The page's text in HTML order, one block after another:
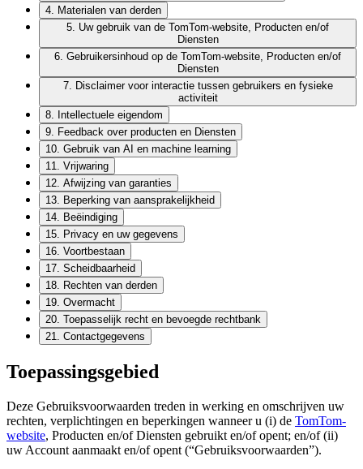
4
Materialen van derden
5 Uw gebruik van de TomTom-website, Producten en/of
Diensten
6 Gebruikersinhoud op de TomTom-website, Producten en/of
Diensten
7.
Disclaimer voor interactie tussen gebruikers en fysieke
activiteit
8
Intellectuele eigendom
9
Feedback over producten en Diensten
10 Gebruik van AI en machine learning
11
Vrijwaring
12 Afwijzing van garanties
13
Beperking van aansprakelijkheid
14
Beëindiging
15
Privacy en uw gegevens
16 Voortbestaan
17 Scheidbaarheid
18
Rechten van derden
19 Overmacht
20 Toepasselijk recht en bevoegde rechtbank
21
Contactgegevens
Toepassingsgebied
Deze Gebruiksvoorwaarden treden in werking en omschrijven uw
rechten, verplichtingen en beperkingen wanneer u (i) de TomTom-
website, Producten en/of Diensten gebruikt en/of opent; en/of (ii)
uw Account aanmaakt en/of opent (“Gebruiksvoorwaarden”).